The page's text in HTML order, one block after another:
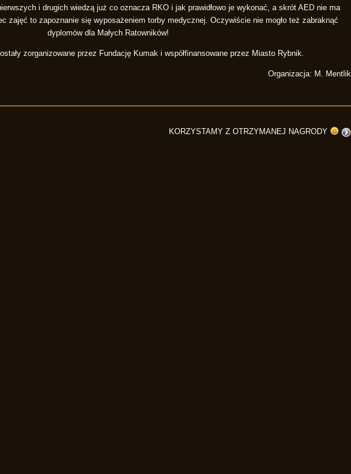
i drugich wiedzą już co oznacza RKO i jak prawidłowo je wykonać, a skrót AED nie ma
zajęć to zapoznanie się wyposażeniem torby medycznej. Oczywiście nie mogło też zabraknąć
dyplomów dla Małych Ratowników!
zorganizowane przez Fundację Kumak i współfinansowane przez Miasto Rybnik.
Organizacja: M. Mentlik
KORZYSTAMY Z OTRZYMANEJ NAGRODY